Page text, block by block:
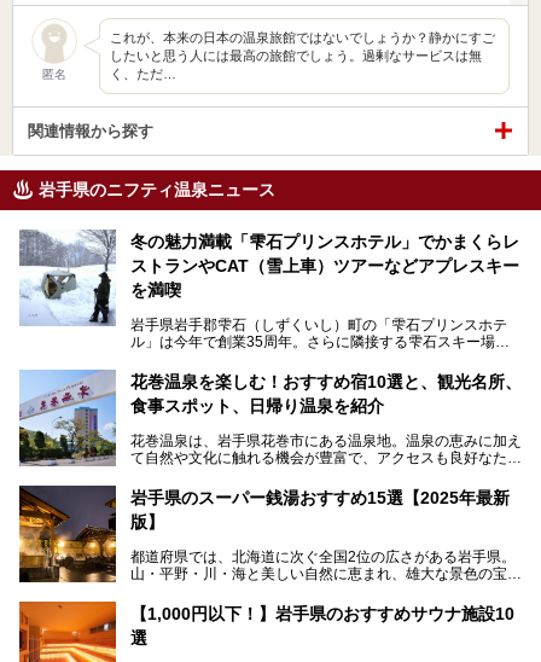
匿名
これが、本来の日本の温泉旅館ではないでしょうか？静かにすご
したいと思う人には最高の旅館でしょう。過剰なサービスは無
く、ただ…
関連情報から探す
岩手県のニフティ温泉ニュース
冬の魅力満載「雫石プリンスホテル」でかまくらレ
ストランやCAT（雪上車）ツアーなどアプレスキー
を満喫
岩手県岩手郡雫石（しずくいし）町の「雫石プリンスホテ
ル」は今年で創業35周年。さらに隣接する雫石スキー場は
の後"）の充実をはかり、テーマをSNOW（雪）＋NOVA
（新星）で「SNØVA（スノーヴァ）」としました！
喫できるパウダースノーの雫石。というわけで、「雫石プリ
ンスホテル」にお出かけして楽しめるアクティビティや温泉
───
提供元：株式会社西武・プリンスホテルズワールドワイド
この記事は雫石プリンスホテルのPR記事です。
花巻温泉を楽しむ！おすすめ宿10選と、観光名所、
食事スポット、日帰り温泉を紹介
花巻温泉は、岩手県花巻市にある温泉地。温泉の恵みに加え
て自然や文化に触れる機会が豊富で、アクセスも良好なた
この記事では、花巻温泉の魅力、おすすめの宿・注目すべき
観光スポット・味わい深い食事処・気軽に立ち寄れる日帰り
花巻温泉での日常を忘れられる特別な体験を通じて、いつも
岩手県のスーパー銭湯おすすめ15選【2025年最新
版】
都道府県では、北海道に次ぐ全国2位の広さがある岩手県。
山・平野・川・海と美しい自然に恵まれ、雄大な景色の宝庫
三陸の魚介類などの岩手グルメは全国に知られていますね。
大自然に囲まれた岩手県には、温泉が多く湧き出していま
す。今回は、岩手県でおすすめのスーパー銭湯をご紹介しま
【1,000円以下！】岩手県のおすすめサウナ施設10
選